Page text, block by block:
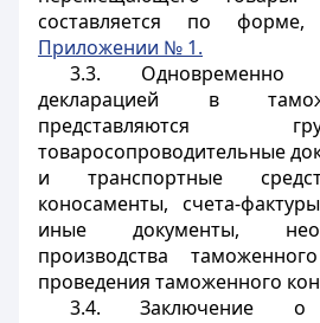
составляется по
Приложении № 1.
3.3. Одновременно
декларацией в
представляются
товаросопроводительные
и транспортные
коносаменты, счета-
иные документы,
производства
проведения таможенного
3.4. Заключение о